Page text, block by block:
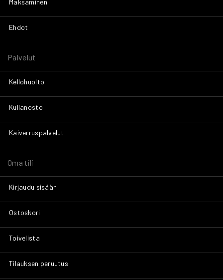
Maksaminen
Ehdot
Palvelut
Kellohuolto
Kullanosto
Kaiverruspalvelut
Oma tili
Kirjaudu sisään
Ostoskori
Toivelista
Tilauksen peruutus